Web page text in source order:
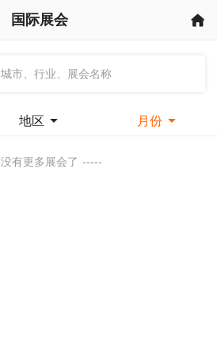
国际展会 
地区  月份 
没有更多展会了 -----